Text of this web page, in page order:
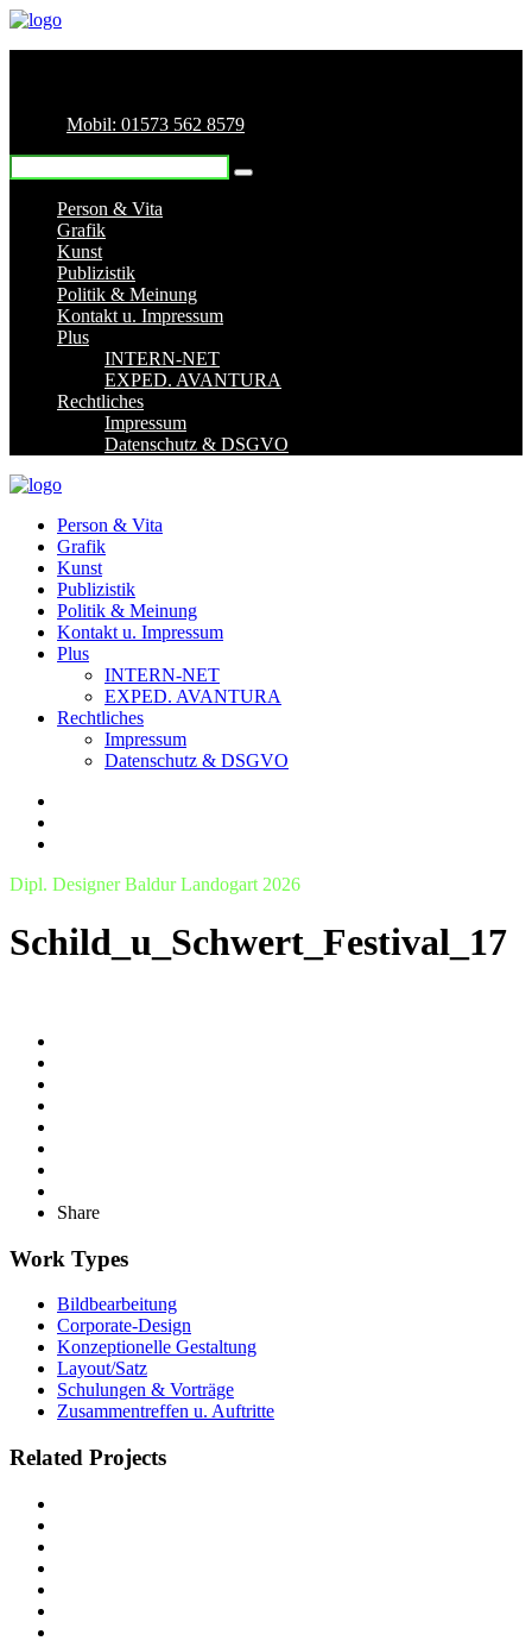
Mobil: 01573 562 8579
Person & Vita
Grafik
Kunst
Publizistik
Politik & Meinung
Kontakt u. Impressum
Plus
INTERN-NET
EXPED. AVANTURA
Rechtliches
Impressum
Datenschutz & DSGVO
Person & Vita
Grafik
Kunst
Publizistik
Politik & Meinung
Kontakt u. Impressum
Plus
INTERN-NET
EXPED. AVANTURA
Rechtliches
Impressum
Datenschutz & DSGVO
Dipl. Designer Baldur Landogart 2026
Schild_u_Schwert_Festival_17
Share
Work Types
Bildbearbeitung
Corporate-Design
Konzeptionelle Gestaltung
Layout/Satz
Schulungen & Vorträge
Zusammentreffen u. Auftritte
Related Projects